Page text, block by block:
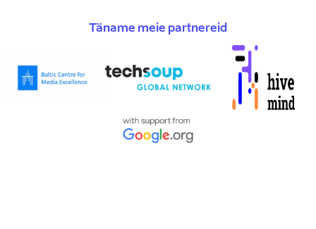
Täname meie partnereid